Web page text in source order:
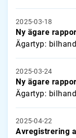
2025-03-18
Ny ägare
Ägartyp:
2025-03-24
Ny ägare
Ägartyp:
2025-04-22
Avregistrering